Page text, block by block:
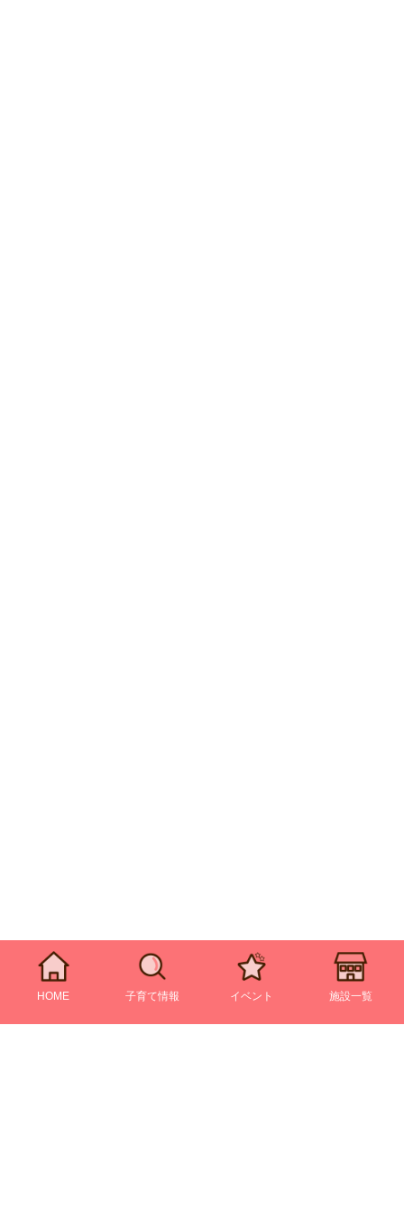
HOME 子育て情報 イベント 施設一覧